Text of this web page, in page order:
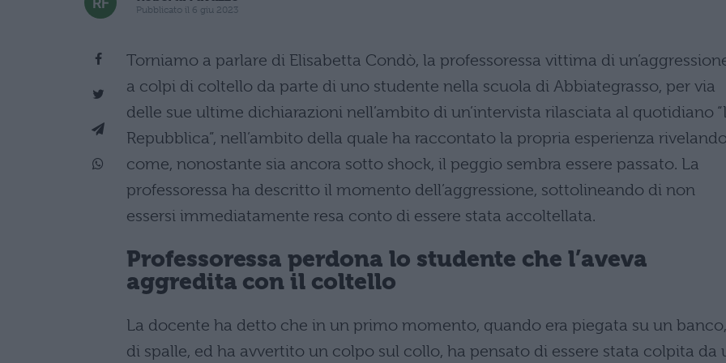
Pubblicato il 6 giu 2023
Torniamo a parlare di Elisabetta Condò, la professoressa vittima di
a colpi di coltello da parte di uno studente nella scuola di Abbiategrasso, per via
delle sue ultime dichiarazioni nell’ambito di un’intervista rilasciata al quotidiano
Repubblica”, nell’ambito della quale ha raccontato la propria esperienza rivelando
come, nonostante sia ancora sotto shock, il peggio sembra essere passato. La
professoressa ha descritto il momento dell’aggressione, sottolineando di non
essersi immediatamente resa conto di essere stata accoltellata.
Professoressa perdona lo studente che l’aveva
aggredita con il coltello
La docente ha detto che in un primo momento, quando era piegata su un banco,
di spalle, ed ha avvertito un colpo sul collo, ha pensato di essere stata colpita da